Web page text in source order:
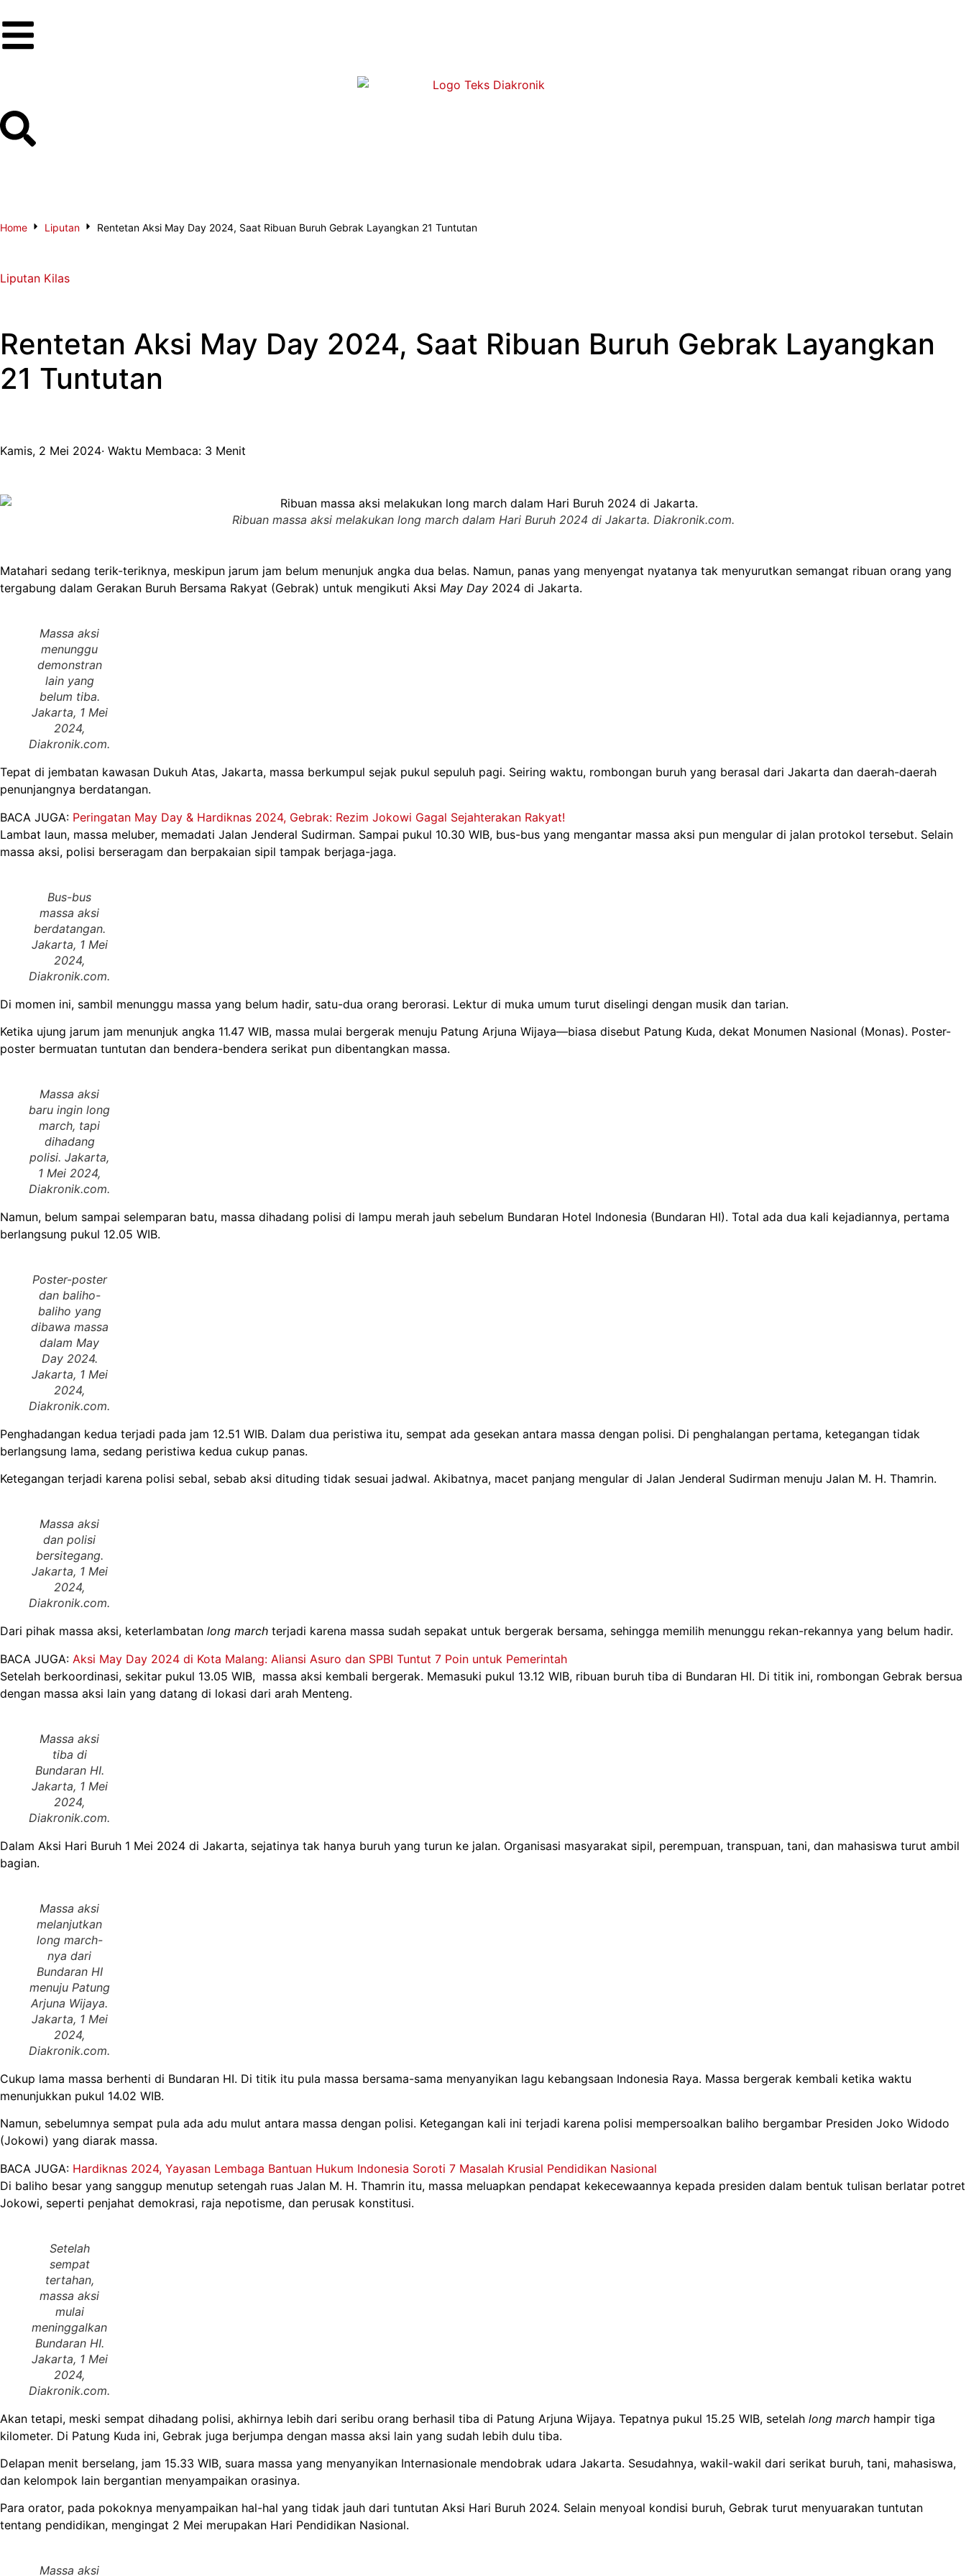
Home Liputan Rentetan Aksi May Day 2024, Saat Ribuan Buruh Gebrak Layangkan 21 Tuntutan
Liputan Kilas
Rentetan Aksi May Day 2024, Saat Ribuan Buruh Gebrak Layangkan
21 Tuntutan
Kamis, 2 Mei 2024· Waktu Membaca: 3 Menit
Ribuan massa aksi melakukan long march dalam Hari Buruh 2024 di Jakarta. Diakronik.com.
Matahari sedang terik-teriknya, meskipun jarum jam belum menunjuk angka dua belas. Namun, panas yang menyengat nyatanya tak menyurutkan semangat ribuan orang yang
tergabung dalam Gerakan Buruh Bersama Rakyat (Gebrak) untuk mengikuti Aksi May Day 2024 di Jakarta.
Massa aksi
menunggu
demonstran
lain yang
belum tiba.
Jakarta, 1 Mei
2024,
Diakronik.com.
Tepat di jembatan kawasan Dukuh Atas, Jakarta, massa berkumpul sejak pukul sepuluh pagi. Seiring waktu, rombongan buruh yang berasal dari Jakarta dan daerah-daerah
penunjangnya berdatangan.
BACA JUGA: Peringatan May Day & Hardiknas 2024, Gebrak: Rezim Jokowi Gagal Sejahterakan Rakyat!
Lambat laun, massa meluber, memadati Jalan Jenderal Sudirman. Sampai pukul 10.30 WIB, bus-bus yang mengantar massa aksi pun mengular di jalan protokol tersebut. Selain
massa aksi, polisi berseragam dan berpakaian sipil tampak berjaga-jaga.
Bus-bus
massa aksi
berdatangan.
Jakarta, 1 Mei
2024,
Diakronik.com.
Di momen ini, sambil menunggu massa yang belum hadir, satu-dua orang berorasi. Lektur di muka umum turut diselingi dengan musik dan tarian.
Ketika ujung jarum jam menunjuk angka 11.47 WIB, massa mulai bergerak menuju Patung Arjuna Wijaya—biasa disebut Patung Kuda, dekat Monumen Nasional (Monas). Poster-
poster bermuatan tuntutan dan bendera-bendera serikat pun dibentangkan massa.
Massa aksi
baru ingin long
march, tapi
dihadang
polisi. Jakarta,
1 Mei 2024,
Diakronik.com.
Namun, belum sampai selemparan batu, massa dihadang polisi di lampu merah jauh sebelum Bundaran Hotel Indonesia (Bundaran HI). Total ada dua kali kejadiannya, pertama
berlangsung pukul 12.05 WIB.
Poster-poster
dan baliho-
baliho yang
dibawa massa
dalam May
Day2024.
Jakarta, 1 Mei
2024,
Diakronik.com.
Penghadangan kedua terjadi pada jam 12.51 WIB. Dalam dua peristiwa itu, sempat ada gesekan antara massa dengan polisi. Di penghalangan pertama, ketegangan tidak
berlangsung lama, sedang peristiwa kedua cukup panas.
Ketegangan terjadi karena polisi sebal, sebab aksi dituding tidak sesuai jadwal. Akibatnya, macet panjang mengular di Jalan Jenderal Sudirman menuju Jalan M. H. Thamrin.
Massa aksi
dan polisi
bersitegang.
Jakarta, 1 Mei
2024,
Diakronik.com.
Dari pihak massa aksi, keterlambatan long march terjadi karena massa sudah sepakat untuk bergerak bersama, sehingga memilih menunggu rekan-rekannya yang belum hadir.
BACA JUGA: Aksi May Day 2024 di Kota Malang: Aliansi Asuro dan SPBI Tuntut 7 Poin untuk Pemerintah
Setelah berkoordinasi, sekitar pukul 13.05 WIB, massa aksi kembali bergerak. Memasuki pukul 13.12 WIB, ribuan buruh tiba di Bundaran HI. Di titik ini, rombongan Gebrak bersua
dengan massa aksi lain yang datang di lokasi dari arah Menteng.
Massa aksi
tiba di
Bundaran HI.
Jakarta, 1 Mei
2024,
Diakronik.com.
Dalam Aksi Hari Buruh 1 Mei 2024 di Jakarta, sejatinya tak hanya buruh yang turun ke jalan. Organisasi masyarakat sipil, perempuan, transpuan, tani, dan mahasiswa turut ambil
bagian.
Massa aksi
melanjutkan
long march-
nya dari
Bundaran HI
menuju Patung
Arjuna Wijaya.
Jakarta, 1 Mei
2024,
Diakronik.com.
Cukup lama massa berhenti di Bundaran HI. Di titik itu pula massa bersama-sama menyanyikan lagu kebangsaan Indonesia Raya. Massa bergerak kembali ketika waktu
menunjukkan pukul 14.02 WIB.
Namun, sebelumnya sempat pula ada adu mulut antara massa dengan polisi. Ketegangan kali ini terjadi karena polisi mempersoalkan baliho bergambar Presiden Joko Widodo
(Jokowi) yang diarak massa.
BACA JUGA: Hardiknas 2024, Yayasan Lembaga Bantuan Hukum Indonesia Soroti 7 Masalah Krusial Pendidikan Nasional
Di baliho besar yang sanggup menutup setengah ruas Jalan M. H. Thamrin itu, massa meluapkan pendapat kekecewaannya kepada presiden dalam bentuk tulisan berlatar potret
Jokowi, seperti penjahat demokrasi, raja nepotisme, dan perusak konstitusi.
Setelah
sempat
tertahan,
massa aksi
mulai
meninggalkan
Bundaran HI.
Jakarta, 1 Mei
2024,
Diakronik.com.
Akan tetapi, meski sempat dihadang polisi, akhirnya lebih dari seribu orang berhasil tiba di Patung Arjuna Wijaya. Tepatnya pukul 15.25 WIB, setelah long march hampir tiga
kilometer. Di Patung Kuda ini, Gebrak juga berjumpa dengan massa aksi lain yang sudah lebih dulu tiba.
Delapan menit berselang, jam 15.33 WIB, suara massa yang menyanyikan Internasionale mendobrak udara Jakarta. Sesudahnya, wakil-wakil dari serikat buruh, tani, mahasiswa,
dan kelompok lain bergantian menyampaikan orasinya.
Para orator, pada pokoknya menyampaikan hal-hal yang tidak jauh dari tuntutan Aksi Hari Buruh 2024. Selain menyoal kondisi buruh, Gebrak turut menyuarakan tuntutan
tentang pendidikan, mengingat 2 Mei merupakan Hari Pendidikan Nasional.
Massa aksi